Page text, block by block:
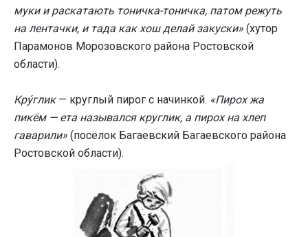
муки и раскатають тоничка-тоничка, патом режуть
на лентачки, и тада как хош делай закуски» (хутор
Парамонов Морозовского района Ростовской
области).
Кру́глик— круглый пирог с начинкой. «Пирох жа
пикём — ета назывался круглик, а пирох на хлеп
гаварили» (посёлок Багаевский Багаевского района
Ростовской области).